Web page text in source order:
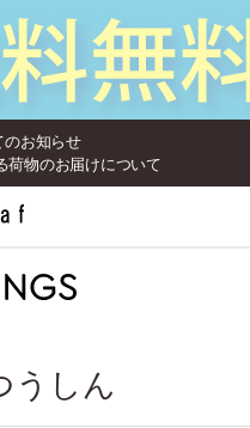
のお知らせ
荷物のお届けについて
うしん